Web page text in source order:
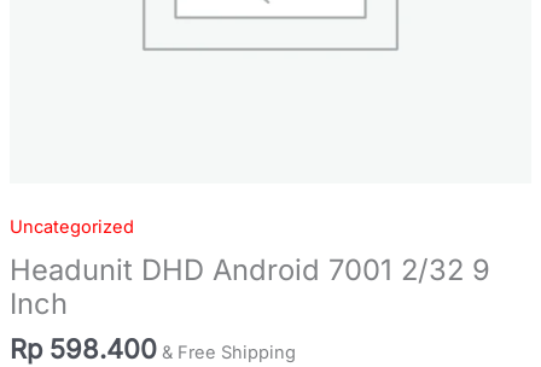
Uncategorized
Headunit DHD Android 7001 2/32 9
Inch
Rp 598.400 & Free Shipping